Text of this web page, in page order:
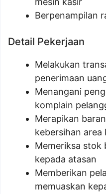
Berpenampilan
Detail Pekerjaan
Melakukan
penerimaan
Menangani
komplain
Merapikan
kebersihan area
Memeriksa stok
kepada atasan
Memberikan
memuaskan